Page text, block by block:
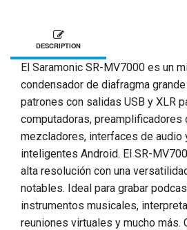
DESCRIPTION
El Saramonic SR-MV7000 es un
condensador de diafragma
patrones con salidas USB y XLR
computadoras, preamplificadores
mezcladores, interfaces de audio
inteligentes Android. El SR-
alta resolución con una
notables. Ideal para grabar
instrumentos musicales,
reuniones virtuales y mucho más.